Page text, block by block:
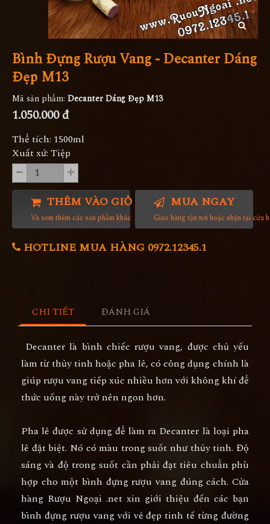
Bình Đựng Rượu Vang - Decanter Dáng
Đẹp M13
Mã sản phẩm: Decanter Dáng Đẹp M13
1.050.000 đ
Thể tích: 1500ml
Xuất xứ: Tiệp
THÊM VÀO GIỎ HÀNG
Và xem thêm các sản phẩm khác
MUA NGAY
Giao hàng tận nơi hoặc nhận tại cửa
HOTLINE MUA HÀNG 0972.12345.1
CHI TIẾT ĐÁNH GIÁ
Decanter là bình chiếc rượu vang, được chủ yếu
làm từ thủy tinh hoặc pha lê, có công dụng chính là
giúp rượu vang tiếp xúc nhiều hơn với không khí để
thức uống này trở nên ngon hơn.
Pha lê được sử dụng để làm ra Decanter là loại pha
lê đặt biệt. Nó có màu trong suốt như thủy tinh. Độ
sáng và độ trong suốt cần phải đạt tiêu chuẩn phù
hợp cho một bình đựng rượu vang đúng cách. Cửa
hàng Rượu Ngoại .net xin giới thiệu đến các bạn
bình đựng rượu vang với vẻ đẹp tinh tế từng đường